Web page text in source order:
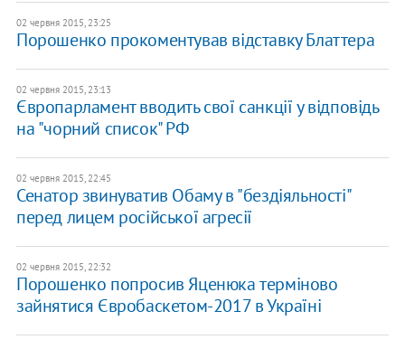
02 червня 2015, 23:25
Порошенко прокоментував відставку Блаттера
02 червня 2015, 23:13
Європарламент вводить свої санкції у відповідь
на "чорний список" РФ
02 червня 2015, 22:45
Сенатор звинуватив Обаму в "бездіяльності"
перед лицем російської агресії
02 червня 2015, 22:32
Порошенко попросив Яценюка терміново
зайнятися Євробаскетом-2017 в Україні